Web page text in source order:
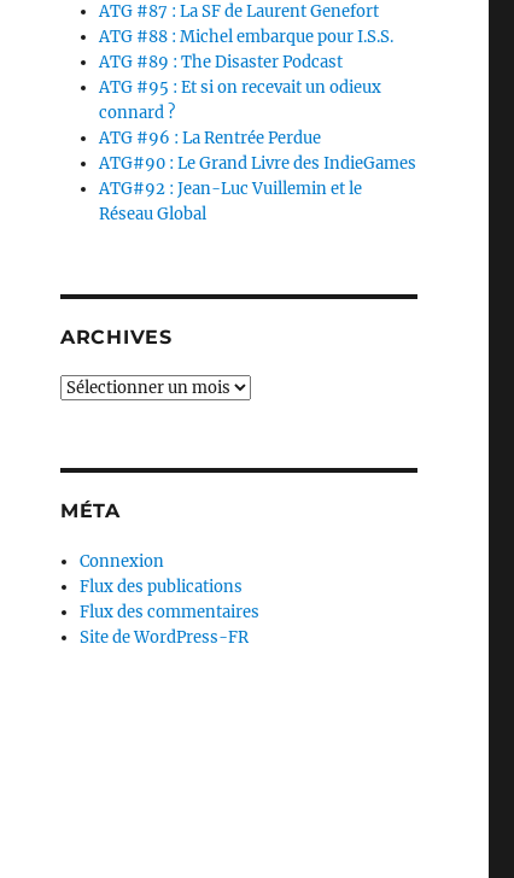
ATG #87 : La SF de Laurent Genefort
ATG #88 : Michel embarque pour I.S.S.
ATG #89 : The Disaster Podcast
ATG #95 : Et si on recevait un odieux
connard ?
ATG #96 : La Rentrée Perdue
ATG#90 : Le Grand Livre des IndieGames
ATG#92 : Jean-Luc Vuillemin et le
Réseau Global
ARCHIVES
Archives
MÉTA
Connexion
Flux des publications
Flux des commentaires
Site de WordPress-FR